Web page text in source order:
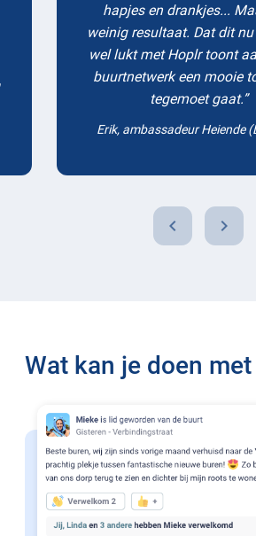
hapjes en drankjes...
weinig resultaat. Dat dit
wel lukt met Hoplr toont
buurtnetwerk een mooie
tegemoet gaat.
Erik, ambassadeur Heiende
chevron_left chevron_right
Wat kan je doen